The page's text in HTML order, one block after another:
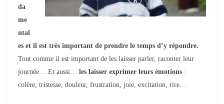
da
me
ntal
es et il est très important de prendre le temps d’y répondre.
Tout comme il est important de les laisser parler, raconter leur
journée… Et aussi… les laisser exprimer leurs émotions :
colère, tristesse, douleur, frustration, joie, excitation, rire…